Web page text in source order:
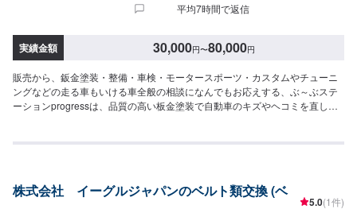
平均7時間で返信
実績金額 30,000円〜80,000円
販売から、鈑金塗装・整備・車検・モータースポーツ・カスタムやチューニ
ングなどの走る車もいける車全般の相談になんでもお応えする、ぶ～ぶステ
ーションprogressは、品質の高い板金塗装で自動車のキズやヘコミを直しま
ので、お気軽にお問い合わせください。ブレーキパッドの交換や車内のクリ
ドバイスを心掛けております。--------------------------------------------------【1】オ
ファーにてお問い合わせ【2】お見積り【3】お見積りにご納得いただければ
株式会社 イーグルジャパンのベルト類交換 (ベ
5.0(1件)